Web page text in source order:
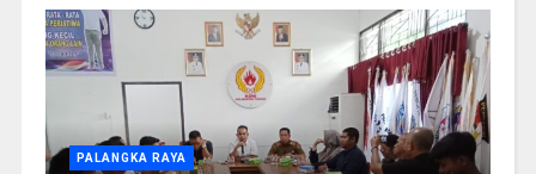
PALANGKA RAYA